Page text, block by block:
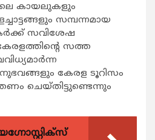
കായലുകളും
സമ്പന്നമായ
സവിശേഷ
സത്ത
കേരള ടൂറിസം
ചെയ്തിട്ടുണ്ടെന്നും